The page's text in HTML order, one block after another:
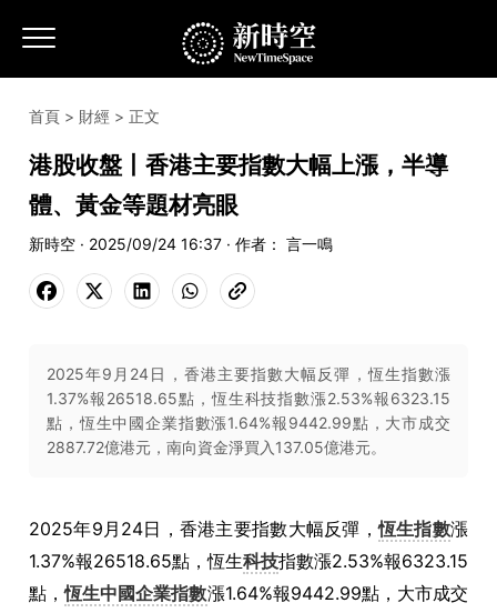
首頁 > 財經 > 正文
港股收盤丨香港主要指數大幅上漲，半導
體、黃金等題材亮眼
新時空 · 2025/09/24 16:37 · 作者： 言一鳴
2025年9月24日，香港主要指數大幅反彈，恆生指數漲
1.37%報26518.65點，恆生科技指數漲2.53%報6323.15
點，恆生中國企業指數漲1.64%報9442.99點，大市成交
2887.72億港元，南向資金淨買入137.05億港元。
2025年9月24日，香港主要指數大幅反彈，恆生指數漲
1.37%報26518.65點，恆生科技指數漲2.53%報6323.15
點，恆生中國企業指數漲1.64%報9442.99點，大市成交